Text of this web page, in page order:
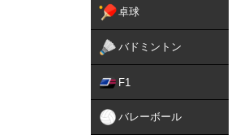
卓球
バドミントン
F1
バレーボール